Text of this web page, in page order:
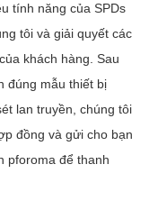
tính năng của SPDs
tôi và giải quyết các
khách hàng. Sau
đúng mẫu thiết bị
lan truyền, chúng tôi
đồng và gửi cho bạn
pforoma để thanh